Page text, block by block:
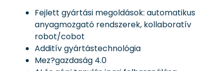
Fejlett gyártási megoldások: automatikus
anyagmozgató rendszerek, kollaboratív
robot/cobot
Additív gyártástechnológia
Mez?gazdaság 4.0